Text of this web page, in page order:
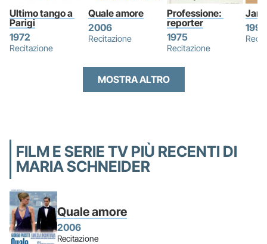
Ultimo tango a
Parigi
1972
Recitazione
Quale amore
2006
Recitazione
Professione:
reporter
1975
Recitazione
1996
MOSTRA ALTRO
FILM E SERIE TV PIÙ RECENTI DI
MARIA SCHNEIDER
Quale amore
2006
Recitazione